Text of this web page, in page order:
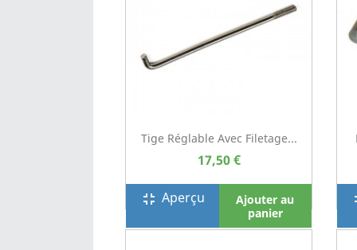
Tige Réglable Avec Filetage...
17,50 €
fullscreen_exit Aperçu
Ajouter au
panier